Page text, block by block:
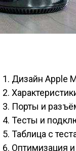
Дизайн Apple
Порты и
Тесты и
Таблица с
Оптимизация